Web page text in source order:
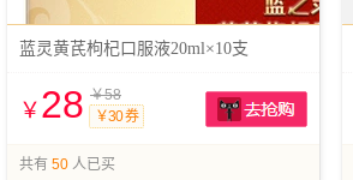
蓝灵黄芪枸杞口服液20ml×10支
￥ 28 ￥58
￥30 券
共有 50 人已买